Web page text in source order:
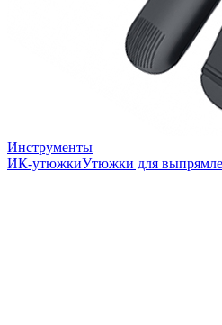
Инструменты
ИК-утюжкиУтюжки для